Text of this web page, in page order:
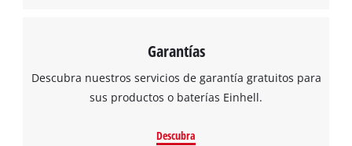
Garantías
Descubra nuestros servicios de garantía gratuitos para
sus productos o baterías Einhell.
Descubra